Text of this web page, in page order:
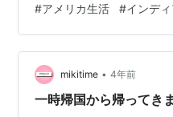
ごしてみて感じたことを書
１．マスクの種類が豊富
く「改良」だと思う。小
く感じ。しかもほとんどが
重ねていくところがすご
#アメリカ生活 #インデ
mikitime • 4年前
一時帰国から帰ってき